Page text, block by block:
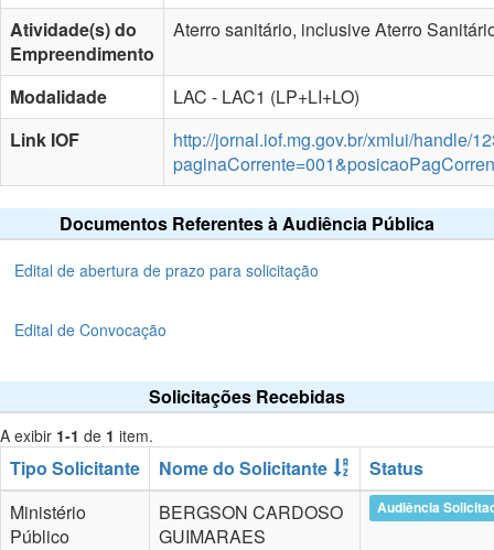
Atividade(s) do
Empreendimento
Aterro sanitário, inclusive Aterro
Modalidade
LAC - LAC1 (LP+LI+LO)
Link IOF
http://jornal.iof.mg.gov.br/xmlui/handle/
Documentos Referentes à Audiência Pública
Edital de abertura de prazo para solicitação
Edital de Convocação
Solicitações Recebidas
A exibir 1-1 de 1 item.
Tipo Solicitante Nome do Solicitante
Status
Ministério
Público
BERGSON CARDOSO
GUIMARAES
Audiência